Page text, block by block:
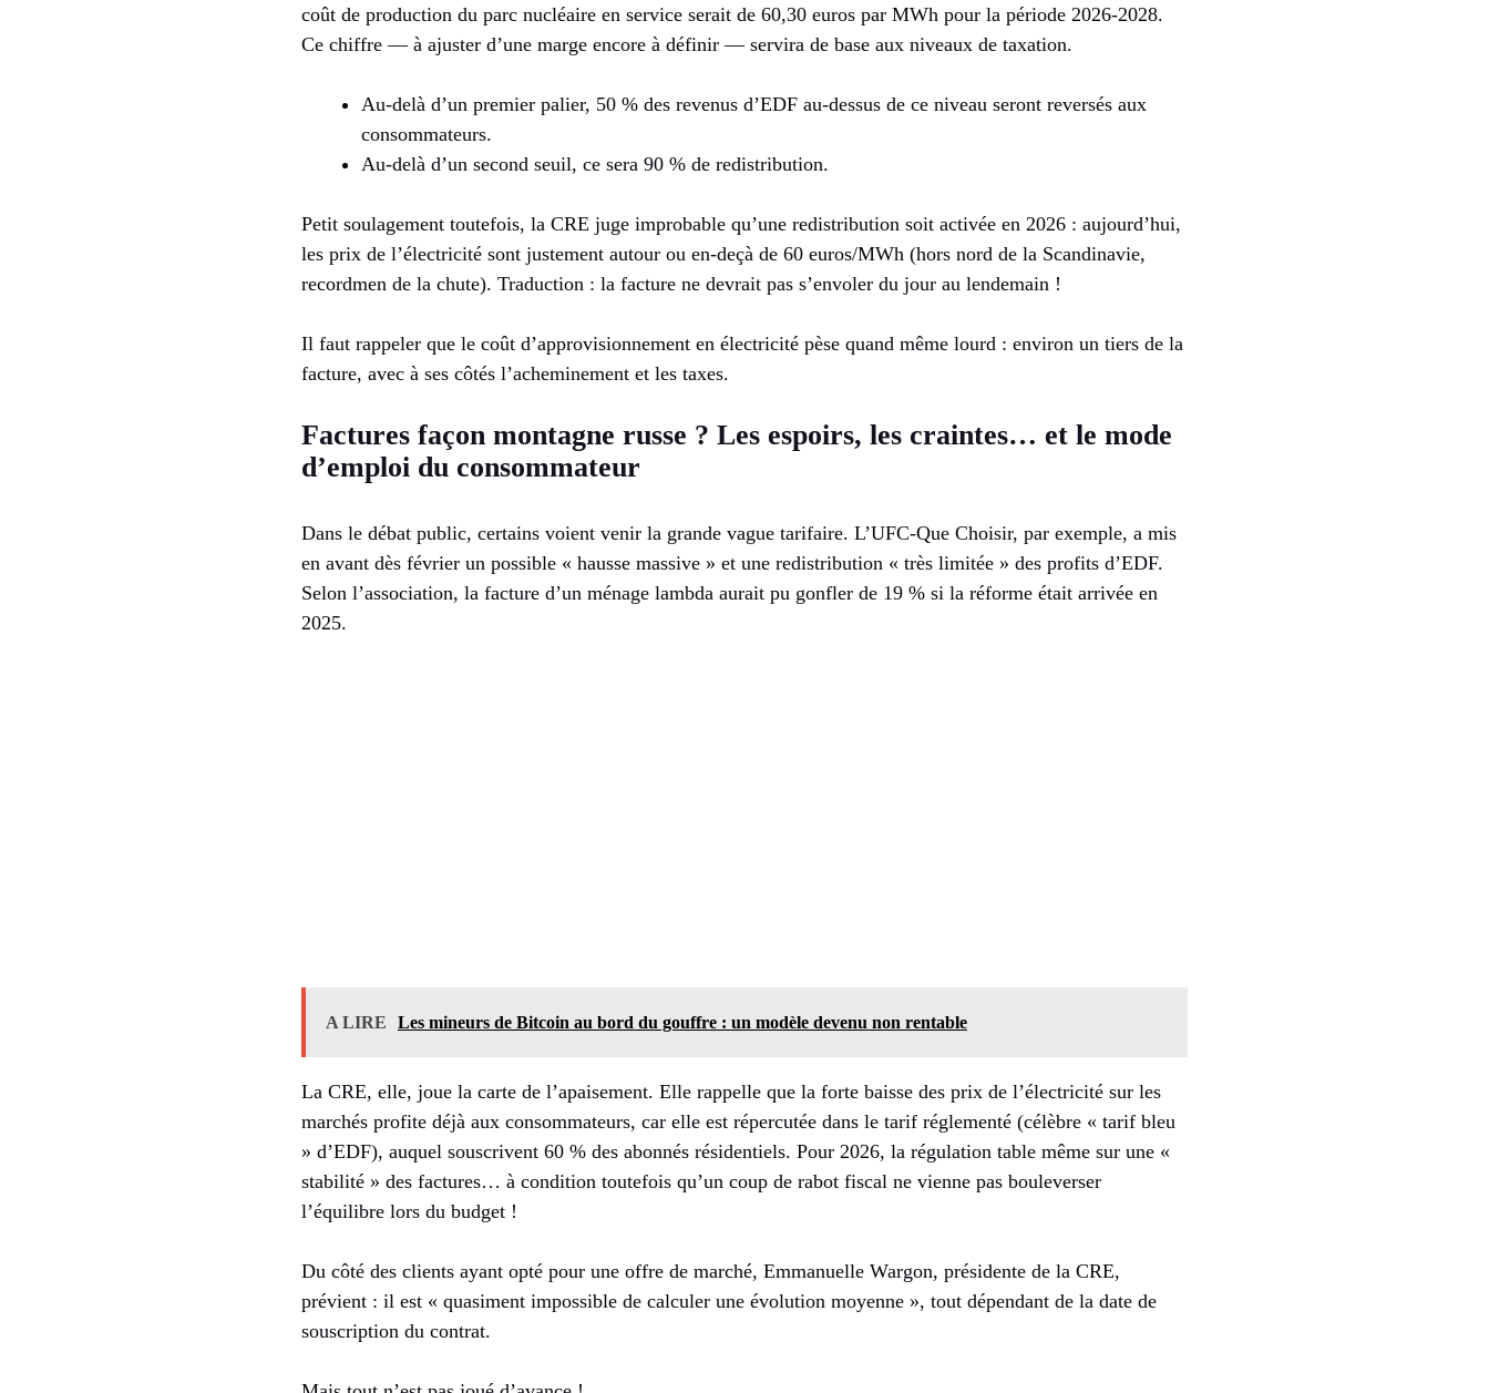
coût de production du parc nucléaire en service serait de 60,30 euros par MWh pour la période 2026-2028.
Ce chiffre — à ajuster d’une marge encore à définir — servira de base aux niveaux de taxation.
Au-delà d’un premier palier, 50 % des revenus d’EDF au-dessus de ce niveau seront reversés aux
consommateurs.
Au-delà d’un second seuil, ce sera 90 % de redistribution.
Petit soulagement toutefois, la CRE juge improbable qu’une redistribution soit activée en 2026 : aujourd’hui,
les prix de l’électricité sont justement autour ou en-deçà de 60 euros/MWh (hors nord de la Scandinavie,
recordmen de la chute). Traduction : la facture ne devrait pas s’envoler du jour au lendemain !
Il faut rappeler que le coût d’approvisionnement en électricité pèse quand même lourd : environ un tiers de la
facture, avec à ses côtés l’acheminement et les taxes.
Factures façon montagne russe ? Les espoirs, les craintes… et le mode
d’emploi du consommateur
Dans le débat public, certains voient venir la grande vague tarifaire. L’UFC-Que Choisir, par exemple, a mis
en avant dès février un possible « hausse massive » et une redistribution « très limitée » des profits d’EDF.
Selon l’association, la facture d’un ménage lambda aurait pu gonfler de 19 % si la réforme était arrivée en
2025.
A LIRE Les mineurs de Bitcoin au bord du gouffre : un modèle devenu non rentable
La CRE, elle, joue la carte de l’apaisement. Elle rappelle que la forte baisse des prix de l’électricité sur les
marchés profite déjà aux consommateurs, car elle est répercutée dans le tarif réglementé (célèbre « tarif bleu
» d’EDF), auquel souscrivent 60 % des abonnés résidentiels. Pour 2026, la régulation table même sur une «
stabilité » des factures… à condition toutefois qu’un coup de rabot fiscal ne vienne pas bouleverser
l’équilibre lors du budget !
Du côté des clients ayant opté pour une offre de marché, Emmanuelle Wargon, présidente de la CRE,
prévient : il est « quasiment impossible de calculer une évolution moyenne », tout dépendant de la date de
souscription du contrat.